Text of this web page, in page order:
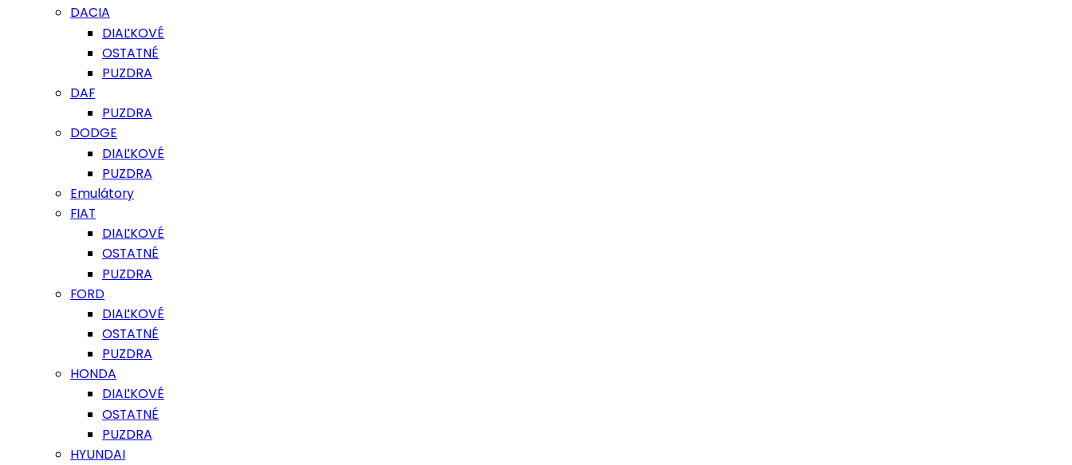
DACIA
DIAĽKOVÉ
OSTATNÉ
PUZDRA
DAF
PUZDRA
DODGE
DIAĽKOVÉ
PUZDRA
Emulátory
FIAT
DIAĽKOVÉ
OSTATNÉ
PUZDRA
FORD
DIAĽKOVÉ
OSTATNÉ
PUZDRA
HONDA
DIAĽKOVÉ
OSTATNÉ
PUZDRA
HYUNDAI